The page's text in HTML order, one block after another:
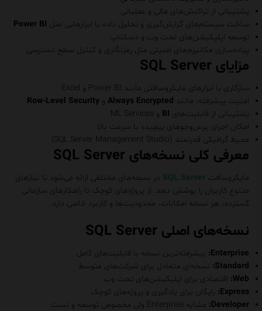
پشتیبانی از تراکنش‌های مالی و عملیاتی
ساخت سیستم‌های گزارش‌گیری و تحلیل داده با ابزارهایی مثل Power BI
توسعه اپلیکیشن‌های تحت وب و دسکتاپ
پیاده‌سازی مکانیزم‌های امنیتی مثل رمزنگاری و کنترل سطح دسترسی
مزایای SQL Server
سازگاری با ابزارهای مایکروسافتی مانند Power BI و Excel
امنیت پیشرفته: مانند Always Encrypted و Row-Level Security
پشتیبانی از قابلیت‌های BI و ML Services
امکان اجرای پرس‌وجوهای پیچیده با سرعت بالا
محیط گرافیکی قدرتمند (SQL Server Management Studio)
معرفی کلی نسخه‌های SQL Server
مایکروسافتSQL Server در نسخه‌های مختلفی ارائه می‌شود تا نیازهای
متنوع کاربران را پوشش دهد. از پروژه‌های کوچک تا راهکارهای سازمانی
گسترده، هر نسخه امکانات، محدودیت‌ها و کاربرد خاصی دارد.
نسخه‌های اصلی SQL Server
Enterprise: پیشرفته‌ترین نسخه با قابلیت‌های کامل
Standard: نسخه‌ای متعادل برای شرکت‌های متوسط
Web: اقتصادی برای اپلیکیشن‌های تحت وب
Express: رایگان برای یادگیری و پروژه‌های کوچک
Developer: مشابه Enterprise ولی مخصوص توسعه و تست